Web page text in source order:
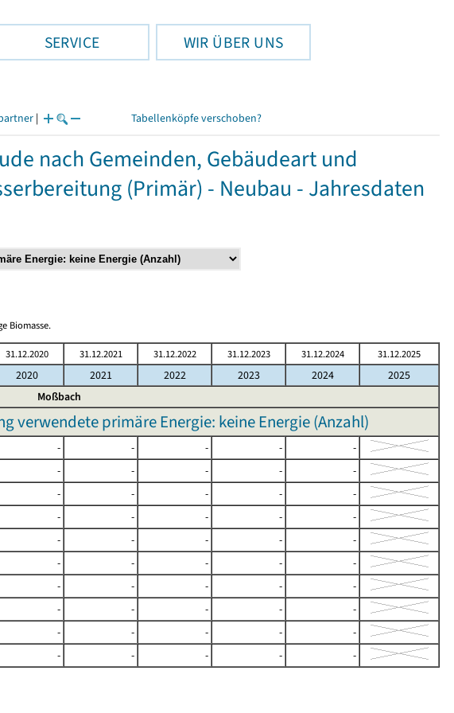
SERVICE WIR ÜBER UNS
| Tabellenköpfe verschoben?
nach Gemeinden, Gebäudeart und
(Primär) - Neubau - Jahresdaten
Biomasse.
31.12.2020 31.12.2021 31.12.2022 31.12.2023 31.12.2024 31.12.2025
2020 2021 2022 2023 2024
2025
Moßbach
verwendete primäre Energie: keine Energie (Anzahl)
- - - -
-
- - - -
-
- - - -
-
- - - -
-
- - - -
-
- - - -
-
- - - -
-
- - - -
-
- - - -
-
- - - - -